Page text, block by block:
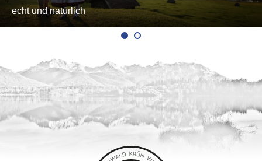
echt und natürlich